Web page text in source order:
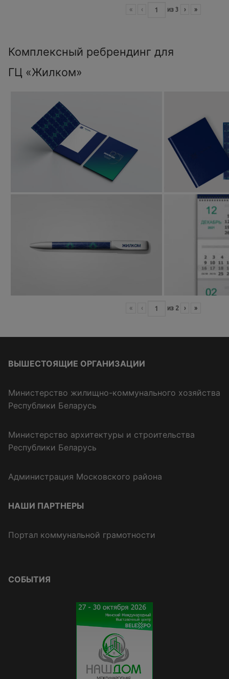
« ‹ из 3 › »
Комплексный ребрендинг для
ГЦ «Жилком»
« ‹ из 2 › »
ВЫШЕСТОЯЩИЕ ОРГАНИЗАЦИИ
Министерство жилищно-коммунального хозяйства
Республики Беларусь
Министерство архитектуры и строительства
Республики Беларусь
Администрация Московского района
НАШИ ПАРТНЕРЫ
Портал коммунальной грамотности
СОБЫТИЯ